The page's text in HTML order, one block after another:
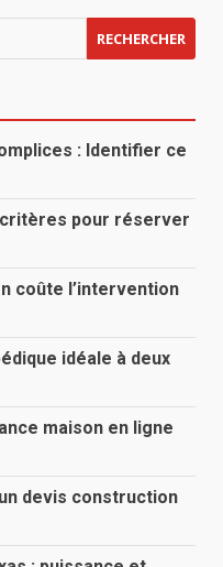
: Identifier ce
pour réserver
coûte l’intervention
idéale à deux
maison en ligne
devis construction